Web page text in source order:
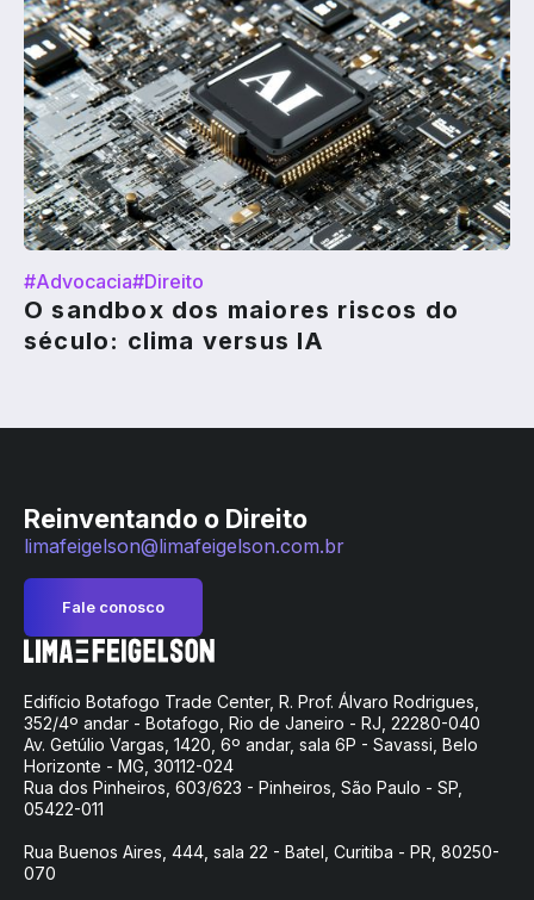
#Advocacia#Direito
O sandbox dos maiores riscos do
século: clima versus IA
Reinventando o Direito
limafeigelson@limafeigelson.com.br
Fale conosco
Edifício Botafogo Trade Center, R. Prof. Álvaro Rodrigues,
352/4º andar - Botafogo, Rio de Janeiro - RJ, 22280-040
Av. Getúlio Vargas, 1420, 6º andar, sala 6P - Savassi, Belo
Horizonte - MG, 30112-024
Rua dos Pinheiros, 603/623 - Pinheiros, São Paulo - SP,
05422-011
Rua Buenos Aires, 444, sala 22 - Batel, Curitiba - PR, 80250-
070